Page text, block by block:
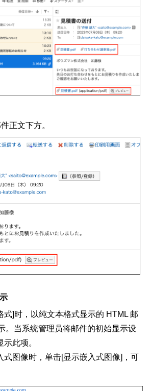
正文下方。
式]时，以纯文本格式显示的 HTML 邮
。当系统管理员将邮件的初始显示设
此项。
式图像时，单击[显示嵌入式图像]，可